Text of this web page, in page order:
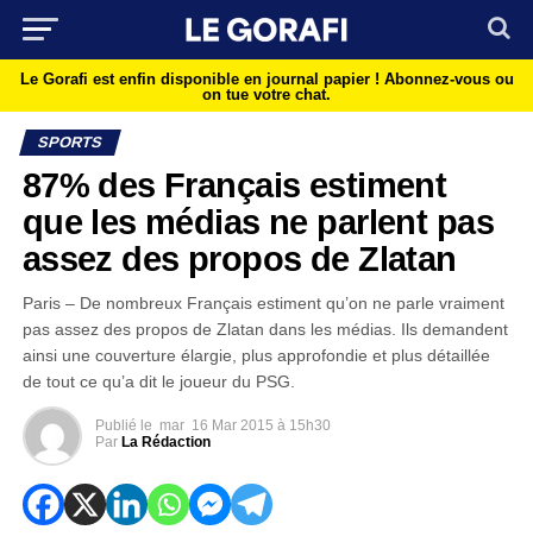
Le Gorafi est enfin disponible en journal papier ! Abonnez-vous ou
on tue votre chat.
SPORTS
87% des Français estiment
que les médias ne parlent pas
assez des propos de Zlatan
Paris – De nombreux Français estiment qu’on ne parle vraiment
pas assez des propos de Zlatan dans les médias. Ils demandent
ainsi une couverture élargie, plus approfondie et plus détaillée
de tout ce qu’a dit le joueur du PSG.
Publié le mar 16 Mar 2015 à 15h30
Par La Rédaction